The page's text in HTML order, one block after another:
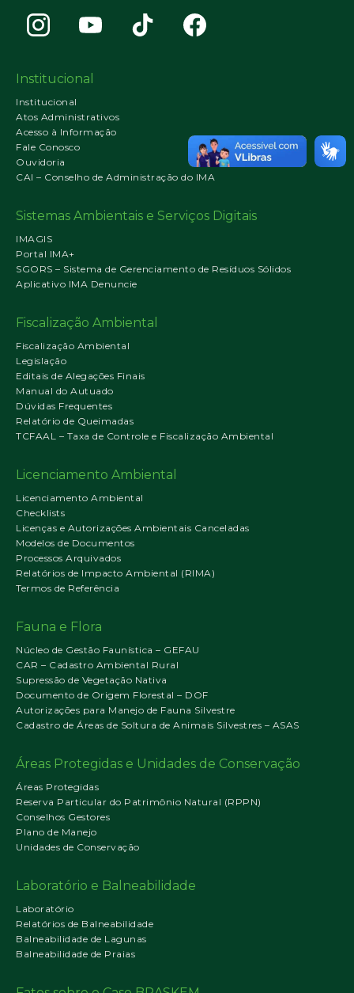
Institucional
Institucional
Atos Administrativos
Acesso à Informação
Fale Conosco
Ouvidoria
CAI – Conselho de Administração do IMA
Sistemas Ambientais e Serviços Digitais
IMAGIS
Portal IMA+
SGORS – Sistema de Gerenciamento de Resíduos Sólidos
Aplicativo IMA Denuncie
Fiscalização Ambiental
Fiscalização Ambiental
Legislação
Editais de Alegações Finais
Manual do Autuado
Dúvidas Frequentes
Relatório de Queimadas
TCFAAL – Taxa de Controle e Fiscalização Ambiental
Licenciamento Ambiental
Licenciamento Ambiental
Checklists
Licenças e Autorizações Ambientais Canceladas
Modelos de Documentos
Processos Arquivados
Relatórios de Impacto Ambiental (RIMA)
Termos de Referência
Fauna e Flora
Núcleo de Gestão Faunística – GEFAU
CAR – Cadastro Ambiental Rural
Supressão de Vegetação Nativa
Documento de Origem Florestal – DOF
Autorizações para Manejo de Fauna Silvestre
Cadastro de Áreas de Soltura de Animais Silvestres – ASAS
Áreas Protegidas e Unidades de Conservação
Áreas Protegidas
Reserva Particular do Patrimônio Natural (RPPN)
Conselhos Gestores
Plano de Manejo
Unidades de Conservação
Laboratório e Balneabilidade
Laboratório
Relatórios de Balneabilidade
Balneabilidade de Lagunas
Balneabilidade de Praias